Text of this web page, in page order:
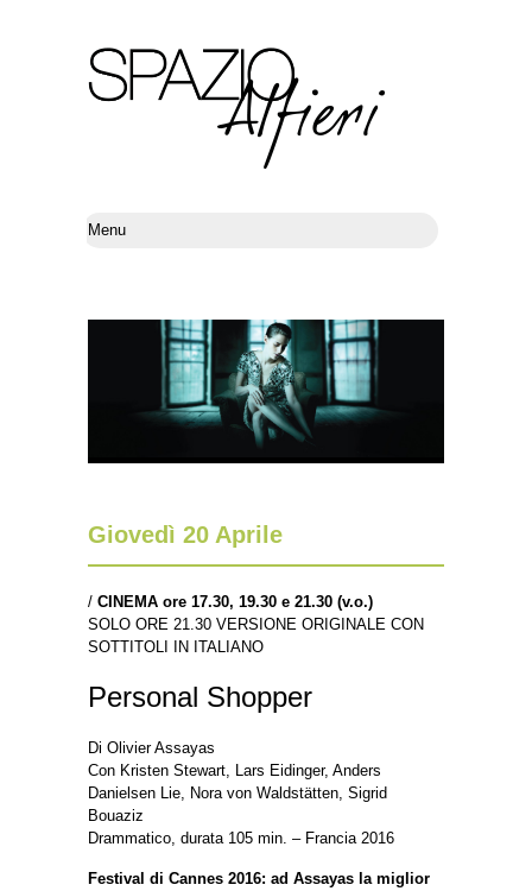
Giovedì 20 Aprile
/ CINEMA ore 17.30, 19.30 e 21.30 (v.o.)
SOLO ORE 21.30 VERSIONE ORIGINALE CON
SOTTITOLI IN ITALIANO
Personal Shopper
Di Olivier Assayas
Con Kristen Stewart, Lars Eidinger, Anders
Danielsen Lie, Nora von Waldstätten, Sigrid
Bouaziz
Drammatico, durata 105 min. – Francia 2016
Festival di Cannes 2016: ad Assayas la miglior